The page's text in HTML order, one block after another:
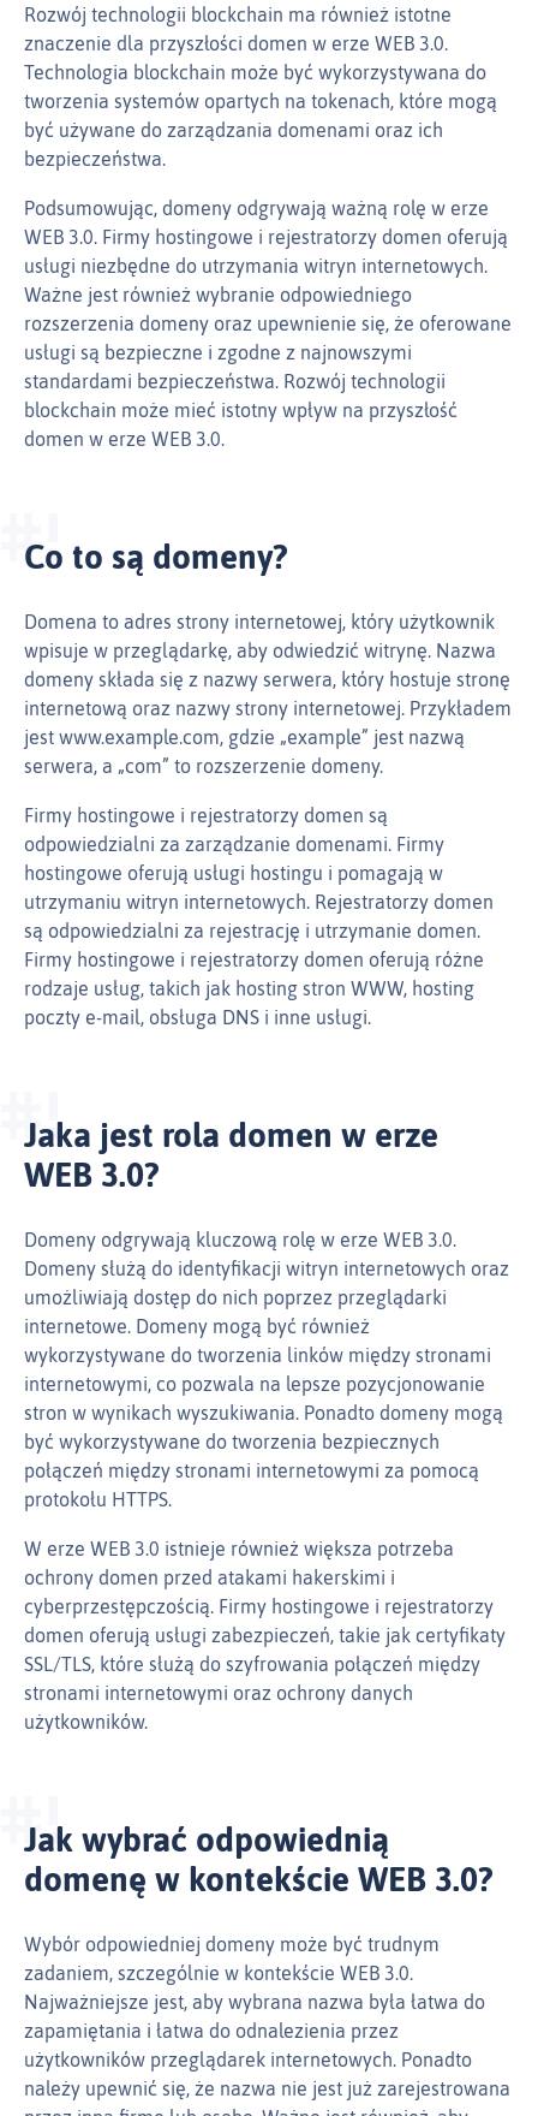
Rozwój technologii blockchain ma również istotne
znaczenie dla przyszłości domen w erze WEB 3.0.
Technologia blockchain może być wykorzystywana do
tworzenia systemów opartych na tokenach, które mogą
być używane do zarządzania domenami oraz ich
bezpieczeństwa.
Podsumowując, domeny odgrywają ważną rolę w erze
WEB 3.0. Firmy hostingowe i rejestratorzy domen oferują
usługi niezbędne do utrzymania witryn internetowych.
Ważne jest również wybranie odpowiedniego
rozszerzenia domeny oraz upewnienie się, że oferowane
usługi są bezpieczne i zgodne z najnowszymi
standardami bezpieczeństwa. Rozwój technologii
blockchain może mieć istotny wpływ na przyszłość
domen w erze WEB 3.0.
Co to są domeny?
Domena to adres strony internetowej, który użytkownik
wpisuje w przeglądarkę, aby odwiedzić witrynę. Nazwa
domeny składa się z nazwy serwera, który hostuje stronę
internetową oraz nazwy strony internetowej. Przykładem
jest www.example.com, gdzie „example” jest nazwą
serwera, a „com” to rozszerzenie domeny.
Firmy hostingowe i rejestratorzy domen są
odpowiedzialni za zarządzanie domenami. Firmy
hostingowe oferują usługi hostingu i pomagają w
utrzymaniu witryn internetowych. Rejestratorzy domen
są odpowiedzialni za rejestrację i utrzymanie domen.
Firmy hostingowe i rejestratorzy domen oferują różne
rodzaje usług, takich jak hosting stron WWW, hosting
poczty e‑mail, obsługa DNS i inne usługi.
Jaka jest rola domen w erze
WEB 3.0?
Domeny odgrywają kluczową rolę w erze WEB 3.0.
Domeny służą do identyfikacji witryn internetowych oraz
umożliwiają dostęp do nich poprzez przeglądarki
internetowe. Domeny mogą być również
wykorzystywane do tworzenia linków między stronami
internetowymi, co pozwala na lepsze pozycjonowanie
stron w wynikach wyszukiwania. Ponadto domeny mogą
być wykorzystywane do tworzenia bezpiecznych
połączeń między stronami internetowymi za pomocą
protokołu HTTPS.
W erze WEB 3.0 istnieje również większa potrzeba
ochrony domen przed atakami hakerskimi i
cyberprzestępczością. Firmy hostingowe i rejestratorzy
domen oferują usługi zabezpieczeń, takie jak certyfikaty
SSL/TLS, które służą do szyfrowania połączeń między
stronami internetowymi oraz ochrony danych
użytkowników.
Jak wybrać odpowiednią
domenę w kontekście WEB 3.0?
Wybór odpowiedniej domeny może być trudnym
zadaniem, szczególnie w kontekście WEB 3.0.
Najważniejsze jest, aby wybrana nazwa była łatwa do
zapamiętania i łatwa do odnalezienia przez
użytkowników przeglądarek internetowych. Ponadto
należy upewnić się, że nazwa nie jest już zarejestrowana